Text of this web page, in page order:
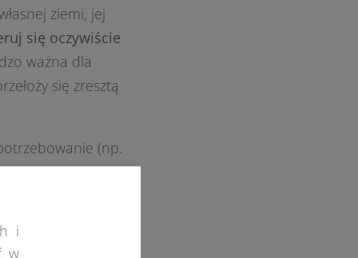
ziemi, jej
się oczywiście
ważna dla
się zresztą
(np.
można
i
w